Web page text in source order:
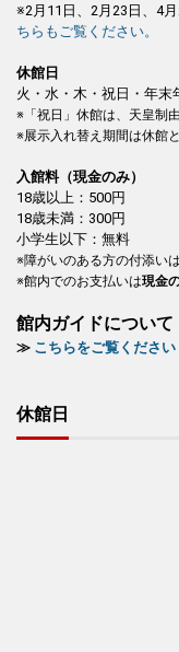
※2月11日、2月23日、4
ちらもご覧ください。
休館日
火・水・木・祝日・年末
※「祝日」休館は、天皇制
※展示入れ替え期間は休館
入館料（現金のみ）
18歳以上：500円
18歳未満：300円
小学生以下：無料
※障がいのある方の付添い
※館内でのお支払いは現金
館内ガイドについて
≫ こちらをご覧ください
休館日